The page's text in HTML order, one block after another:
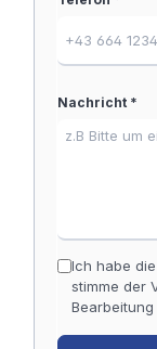
Nachricht *
Ich habe die
stimme der